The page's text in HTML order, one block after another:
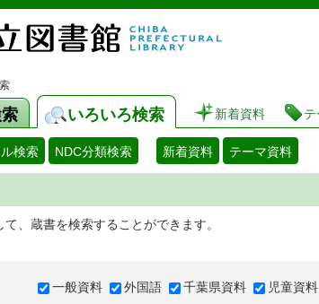
図
いろいろ検索 新着資料
検索 NDC分類検索 新着資料 テーマ資料
、蔵書を検索することができます。
一般資料 外国語 千葉県資料 児童資料